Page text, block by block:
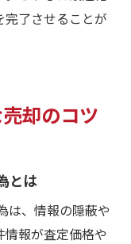
完了させることが
却のコツ
とは
は、情報の隠蔽や
報が査定価格や